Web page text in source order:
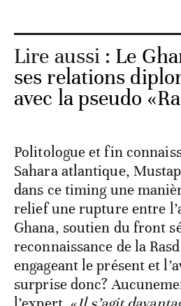
Lire aussi : Le
ses relations
avec la pseudo
Politologue et fin
Sahara atlantique,
dans ce timing une
relief une rupture entre
Ghana, soutien du front
reconnaissance de la
engageant le présent et
surprise donc?